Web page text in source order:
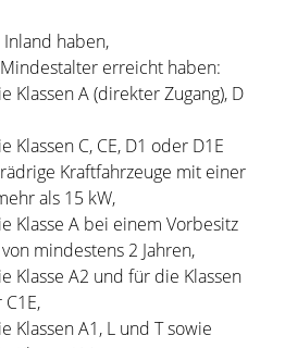
haben,
erreicht haben:
Klassen A (direkter Zugang), D
Klassen C, CE, D1 oder D1E
Kraftfahrzeuge mit einer
als 15 kW,
Klasse A bei einem Vorbesitz
mindestens 2 Jahren,
Klasse A2 und für die Klassen
C1E,
Klassen A1, L und T sowie